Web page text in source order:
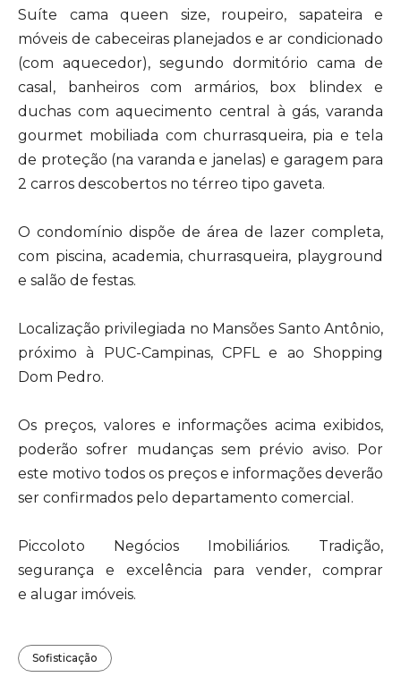
Suíte cama queen size, roupeiro, sapateira e
móveis de cabeceiras planejados e ar condicionado
(com aquecedor), segundo dormitório cama de
casal, banheiros com armários, box blindex e
duchas com aquecimento central à gás, varanda
gourmet mobiliada com churrasqueira, pia e tela
de proteção (na varanda e janelas) e garagem para
2 carros descobertos no térreo tipo gaveta.
O condomínio dispõe de área de lazer completa,
com piscina, academia, churrasqueira, playground
e salão de festas.
Localização privilegiada no Mansões Santo Antônio,
próximo à PUC-Campinas, CPFL e ao Shopping
Dom Pedro.
Os preços, valores e informações acima exibidos,
poderão sofrer mudanças sem prévio aviso. Por
este motivo todos os preços e informações deverão
ser confirmados pelo departamento comercial.
Piccoloto Negócios Imobiliários. Tradição,
segurança e excelência para vender, comprar
e alugar imóveis.
Sofisticação